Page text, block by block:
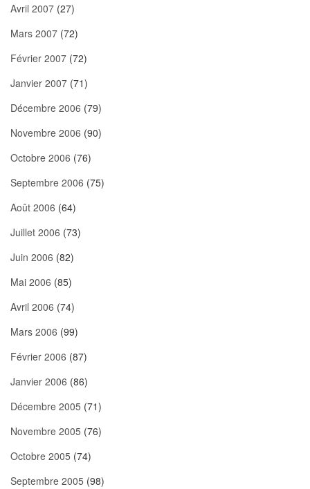
Avril 2007 (27)
Mars 2007 (72)
Février 2007 (72)
Janvier 2007 (71)
Décembre 2006 (79)
Novembre 2006 (90)
Octobre 2006 (76)
Septembre 2006 (75)
Août 2006 (64)
Juillet 2006 (73)
Juin 2006 (82)
Mai 2006 (85)
Avril 2006 (74)
Mars 2006 (99)
Février 2006 (87)
Janvier 2006 (86)
Décembre 2005 (71)
Novembre 2005 (76)
Octobre 2005 (74)
Septembre 2005 (98)